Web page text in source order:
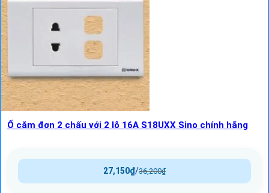
Ổ cắm đơn 2 chấu với 2 lỗ 16A S18UXX Sino chính hãng
36,200₫
/
27,150₫